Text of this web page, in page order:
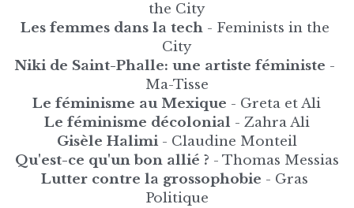
the City
Les femmes dans la tech - Feminists in the
City
Niki de Saint-Phalle: une artiste féministe​ -
Ma-Tisse
Le féminisme au Mexique - Greta et Ali
Le féminisme décolonial - Zahra Ali
Gisèle Halimi - Claudine Monteil
Qu'est-ce qu'un bon allié ? - Thomas Messias
Lutter contre la grossophobie - Gras
Politique